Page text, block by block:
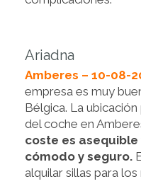
Ariadna
Amberes – 10-08-
empresa es muy
Bélgica. La
del coche en
coste es
cómodo y seguro.
alquilar sillas para